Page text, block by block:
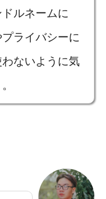
ルネームに
ライバシーに
ないように気